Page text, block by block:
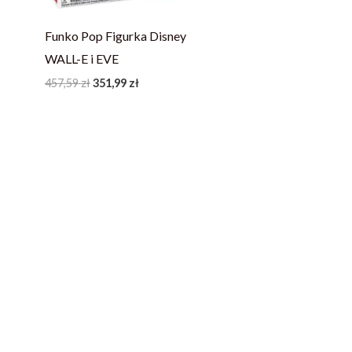
Funko Pop Figurka Disney
WALL-E i EVE
457,59zł351,99 zł